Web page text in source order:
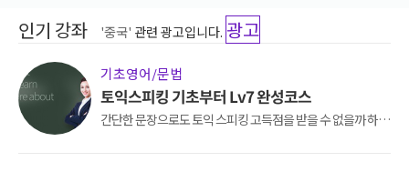
인기 강좌 '중국' 관련 광고입니다. 광고
기초영어/문법
토익스피킹 기초부터 Lv7 완성코스
간단한 문장으로도 토익 스피킹 고득점을 받을 수 없을까 하고